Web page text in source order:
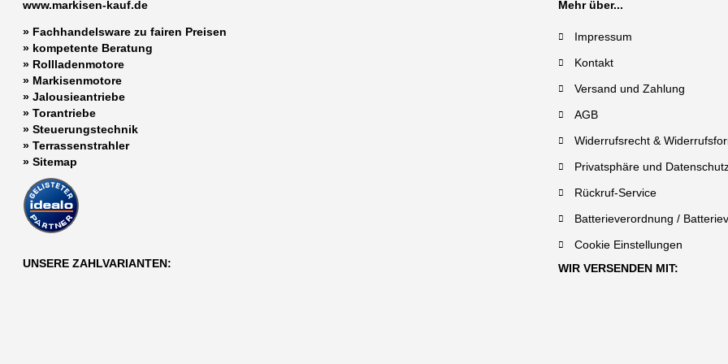
www.markisen-kauf.de
» Fachhandelsware zu fairen Preisen
» kompetente Beratung
» Rollladenmotore
» Markisenmotore
»Jalousieantriebe
»Torantriebe
» Steuerungstechnik
»Terrassenstrahler
»Sitemap
Mehr über...
Impressum
Kontakt
Versand und Zahlung
AGB
Widerrufsrecht &
Privatsphäre und
Rückruf-Service
Batterieverordnung /
Cookie Einstellungen
UNSERE ZAHLVARIANTEN:
WIR VERSENDEN MIT: